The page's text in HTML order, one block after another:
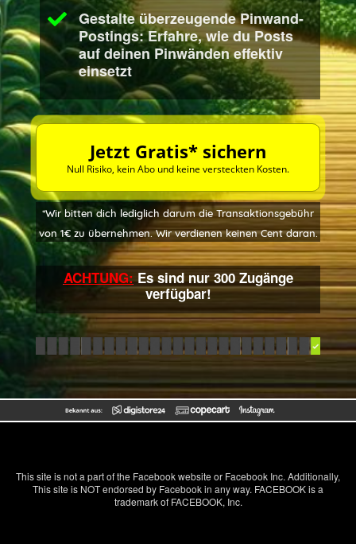
Gestalte überzeugende Pinwand-
Postings: Erfahre, wie du Posts
auf deinen Pinwänden effektiv
einsetzt
Jetzt Gratis* sichern
Null Risiko, kein Abo und keine versteckten Kosten.
*Wir bitten dich lediglich darum die Transaktionsgebühr
von 1€ zu übernehmen. Wir verdienen keinen Cent daran.
ACHTUNG: Es sind nur 300 Zugänge
verfügbar!
This site is not a part of the Facebook website or Facebook Inc. Additionally,
This site is NOT endorsed by Facebook in any way. FACEBOOK is a
trademark of FACEBOOK, Inc.